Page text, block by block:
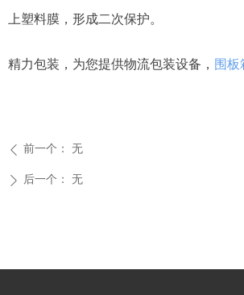
上塑料膜，形成二次保护。
精力包装，为您提供物流包装设备， 围板
ꄴ 前一个： 无
ꄲ 后一个： 无